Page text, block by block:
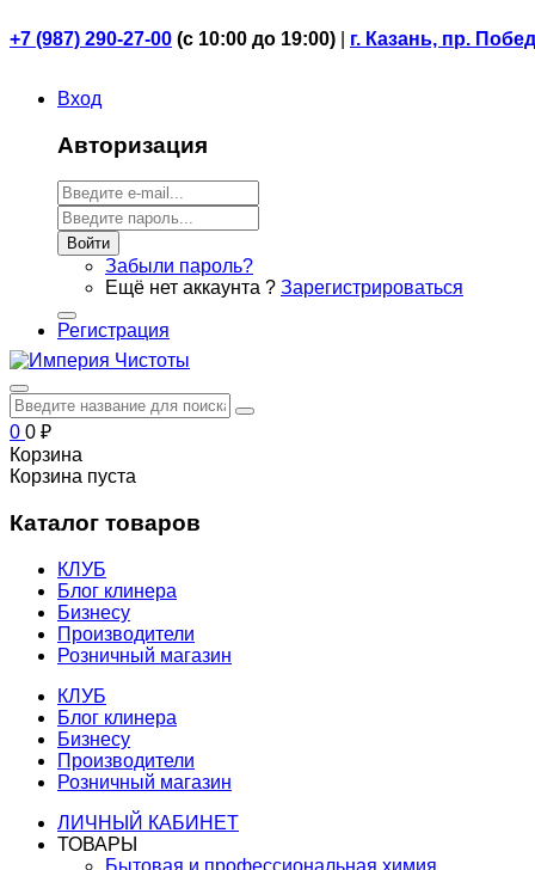
+7 (987) 290-27-00 (с 10:00 до 19:00) г. Казань, пр.
Вход
Авторизация
Войти
Забыли пароль?
Ещё нет аккаунта ? Зарегистрироваться
Регистрация
0 0 ₽
Корзина
Корзина пуста
Каталог товаров
КЛУБ
Блог клинера
Бизнесу
Производители
Розничный магазин
КЛУБ
Блог клинера
Бизнесу
Производители
Розничный магазин
ЛИЧНЫЙ КАБИНЕТ
ТОВАРЫ
Бытовая и профессиональная химия